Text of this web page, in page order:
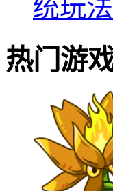
统玩
热门游